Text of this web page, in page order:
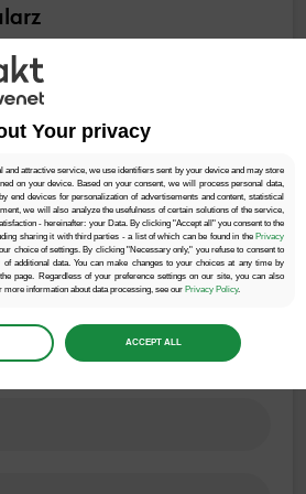
Your privacy
and attractive service, we use identifiers sent by your device and may store
on your device. Based on your consent, we will process personal data,
end devices for personalization of advertisements and content, statistical
we will also analyze the usefulness of certain solutions of the service,
- hereinafter: your Data. By clicking "Accept all" you consent to the
sharing it with third parties - a list of which can be found in the Privacy
choice of settings. By clicking "Necessary only," you refuse to consent to
additional data. You can make changes to your choices at any time by
page. Regardless of your preference settings on our site, you can also
information about data processing, see our Privacy Policy.
choice
ACCEPT ALL
konsultację!